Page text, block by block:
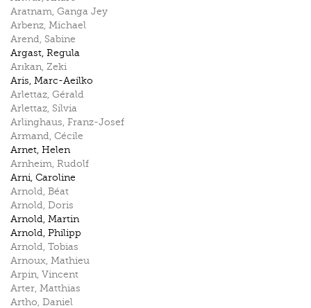
Aratnam, Ganga Jey
Arbenz, Michael
Arend, Sabine
Argast, Regula
Arıkan, Zeki
Aris, Marc-Aeilko
Arlettaz, Gérald
Arlettaz, Silvia
Arlinghaus, Franz-Josef
Armand, Cécile
Arnet, Helen
Arnheim, Rudolf
Arni, Caroline
Arnold, Béat
Arnold, Doris
Arnold, Martin
Arnold, Philipp
Arnold, Tobias
Arnoux, Mathieu
Arpin, Vincent
Arter, Matthias
Artho, Daniel